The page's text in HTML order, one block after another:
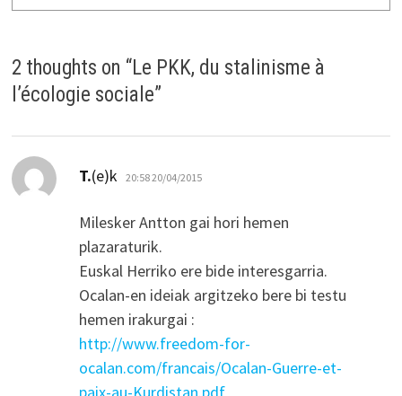
2 thoughts on “Le PKK, du stalinisme à
l’écologie sociale”
T.(e)k dio:
20:58 20/04/2015
Milesker Antton gai hori hemen
plazaraturik.
Euskal Herriko ere bide interesgarria.
Ocalan-en ideiak argitzeko bere bi testu
hemen irakurgai :
http://www.freedom-for-
ocalan.com/francais/Ocalan-Guerre-et-
paix-au-Kurdistan.pdf